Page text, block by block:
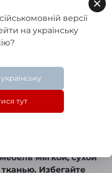
рекомендаций:
хорошую
комнате, чтобы
плесени и
мебель,
мягкой, сухой
Избегайте
версії
на українську
тут